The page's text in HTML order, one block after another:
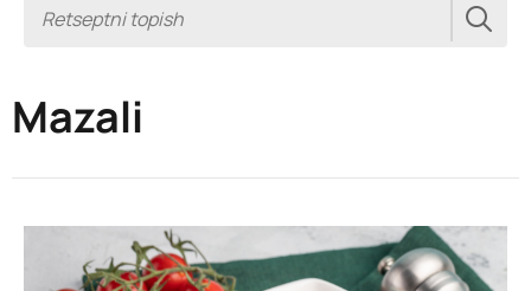
Mazali